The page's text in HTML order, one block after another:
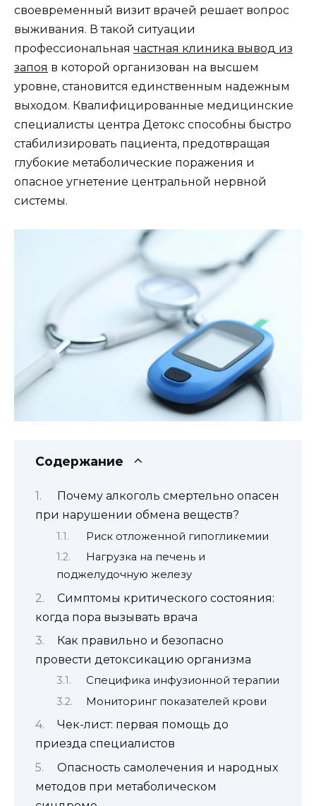
своевременный визит врачей решает вопрос
выживания. В такой ситуации
профессиональная частная клиника вывод из
запоя в которой организован на высшем
уровне, становится единственным надежным
выходом. Квалифицированные медицинские
специалисты центра Детокс способны быстро
стабилизировать пациента, предотвращая
глубокие метаболические поражения и
опасное угнетение центральной нервной
системы.
Содержание
Почему алкоголь смертельно опасен
при нарушении обмена веществ?
Риск отложенной гипогликемии
Нагрузка на печень и
поджелудочную железу
Симптомы критического состояния:
когда пора вызывать врача
Как правильно и безопасно
провести детоксикацию организма
Специфика инфузионной терапии
Мониторинг показателей крови
Чек-лист: первая помощь до
приезда специалистов
Опасность самолечения и народных
методов при метаболическом